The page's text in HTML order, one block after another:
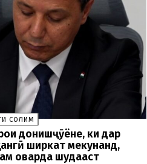
СОЛИМ
донишҷӯёне, ки дар
ширкат мекунанд,
оварда шудааст